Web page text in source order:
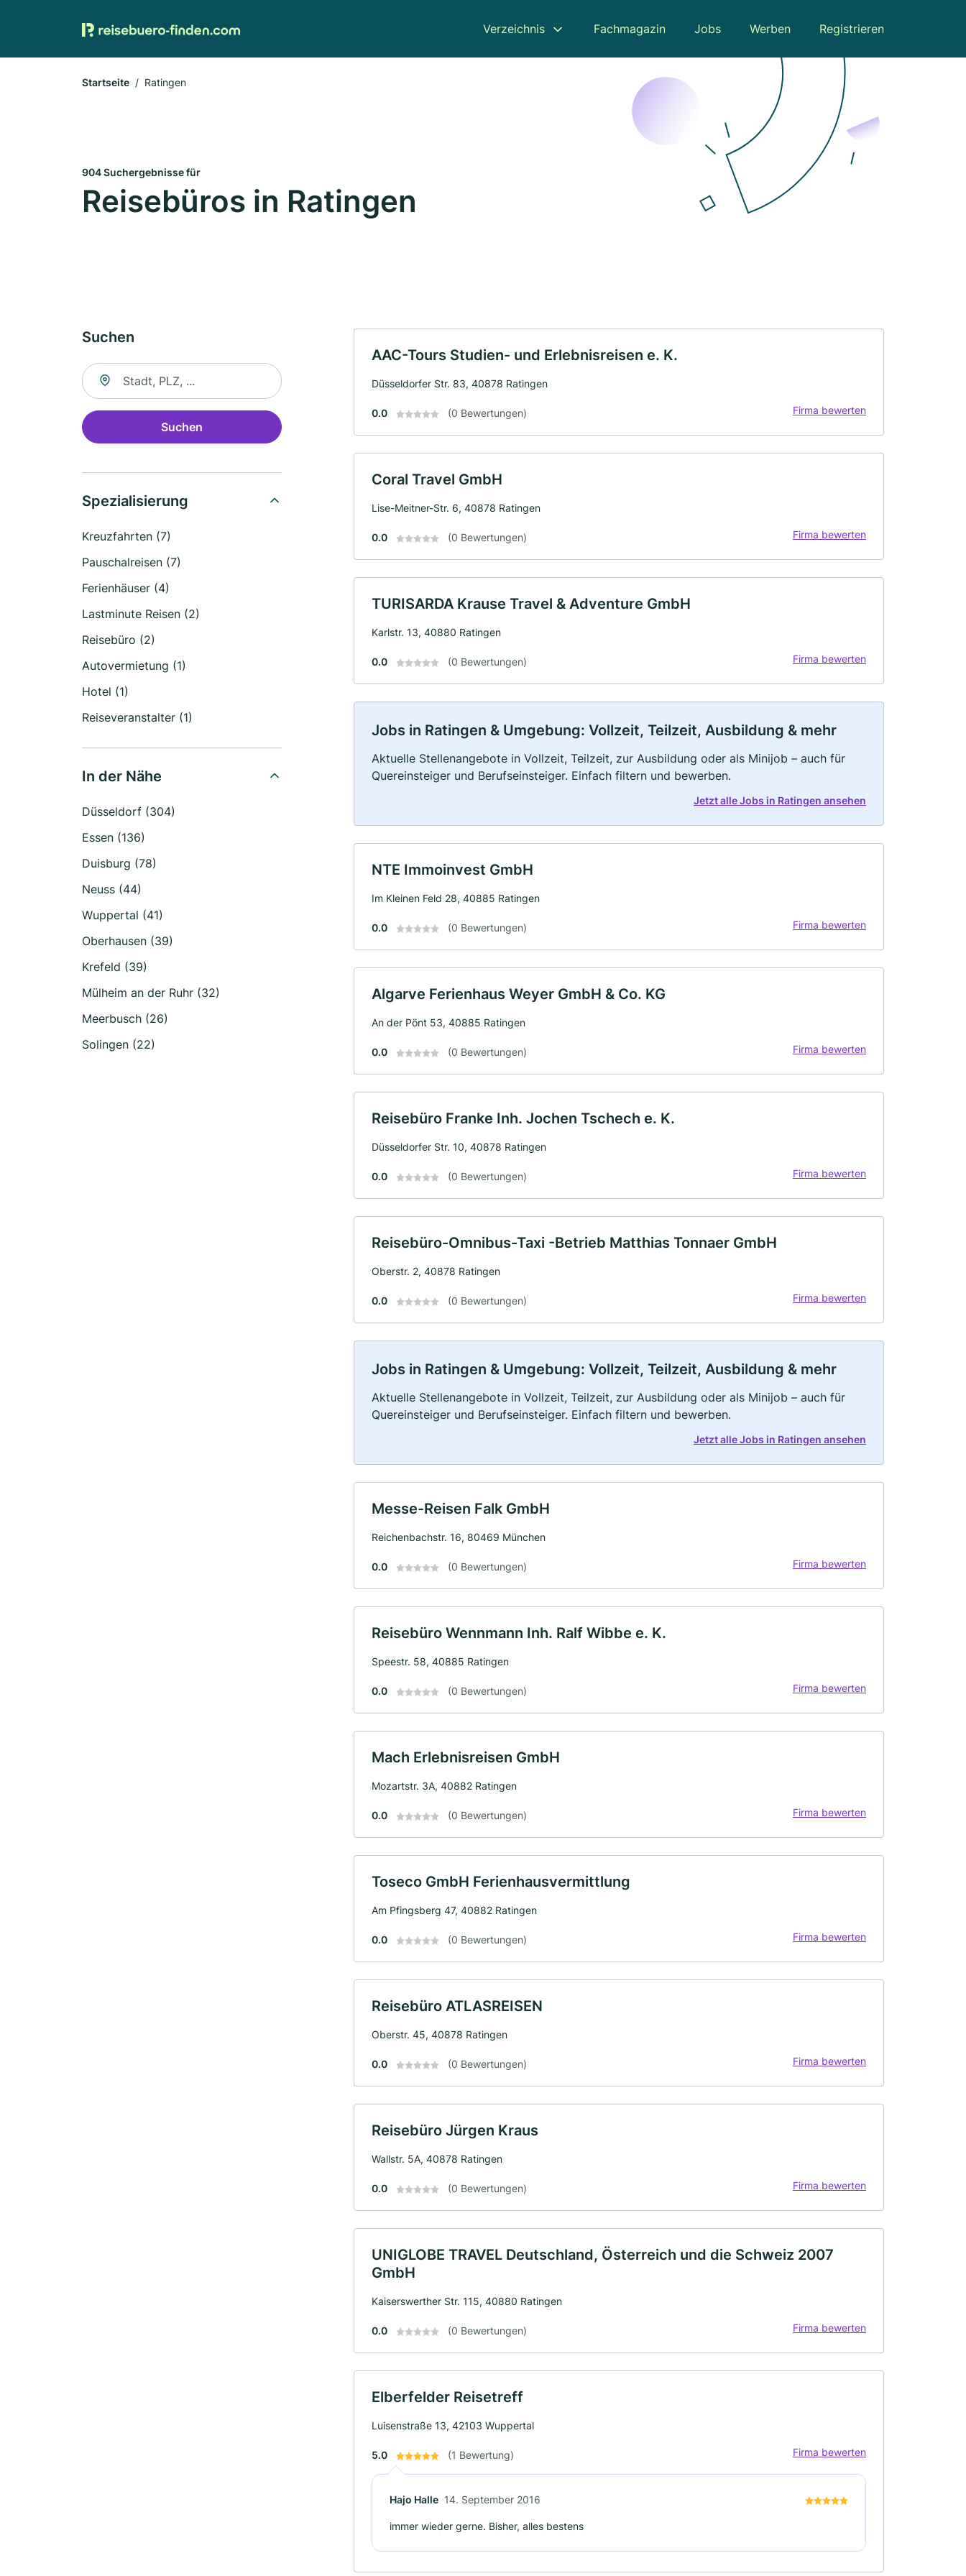
Verzeichnis Fachmagazin Jobs Werben Registrieren
Startseite Ratingen
904 Suchergebnisse für
Reisebüros in Ratingen
Suchen
Suche nach Ort
Suchen
Spezialisierung
Kreuzfahrten (7)
Pauschalreisen (7)
Ferienhäuser (4)
Lastminute Reisen (2)
Reisebüro (2)
Autovermietung (1)
Hotel (1)
Reiseveranstalter (1)
In der Nähe
Düsseldorf (304)
Essen (136)
Duisburg (78)
Neuss (44)
Wuppertal (41)
Oberhausen (39)
Krefeld (39)
Mülheim an der Ruhr (32)
Meerbusch (26)
Solingen (22)
AAC-Tours Studien- und Erlebnisreisen e. K.
Düsseldorfer Str. 83, 40878 Ratingen
0.0 (0 Bewertungen) Firma bewerten
Coral Travel GmbH
Lise-Meitner-Str. 6, 40878 Ratingen
0.0 (0 Bewertungen) Firma bewerten
TURISARDA Krause Travel & Adventure GmbH
Karlstr. 13, 40880 Ratingen
0.0 (0 Bewertungen) Firma bewerten
Jobs in Ratingen & Umgebung: Vollzeit, Teilzeit, Ausbildung & mehr
Aktuelle Stellenangebote in Vollzeit, Teilzeit, zur Ausbildung oder als Minijob – auch für
Quereinsteiger und Berufseinsteiger. Einfach filtern und bewerben.
Jetzt alle Jobs in Ratingen ansehen
NTE Immoinvest GmbH
Im Kleinen Feld 28, 40885 Ratingen
0.0 (0 Bewertungen) Firma bewerten
Algarve Ferienhaus Weyer GmbH & Co. KG
An der Pönt 53, 40885 Ratingen
0.0 (0 Bewertungen) Firma bewerten
Reisebüro Franke Inh. Jochen Tschech e. K.
Düsseldorfer Str. 10, 40878 Ratingen
0.0 (0 Bewertungen) Firma bewerten
Reisebüro-Omnibus-Taxi -Betrieb Matthias Tonnaer GmbH
Oberstr. 2, 40878 Ratingen
0.0 (0 Bewertungen) Firma bewerten
Jobs in Ratingen & Umgebung: Vollzeit, Teilzeit, Ausbildung & mehr
Aktuelle Stellenangebote in Vollzeit, Teilzeit, zur Ausbildung oder als Minijob – auch für
Quereinsteiger und Berufseinsteiger. Einfach filtern und bewerben.
Jetzt alle Jobs in Ratingen ansehen
Messe-Reisen Falk GmbH
Reichenbachstr. 16, 80469 München
0.0 (0 Bewertungen) Firma bewerten
Reisebüro Wennmann Inh. Ralf Wibbe e. K.
Speestr. 58, 40885 Ratingen
0.0 (0 Bewertungen) Firma bewerten
Mach Erlebnisreisen GmbH
Mozartstr. 3A, 40882 Ratingen
0.0 (0 Bewertungen) Firma bewerten
Toseco GmbH Ferienhausvermittlung
Am Pfingsberg 47, 40882 Ratingen
0.0 (0 Bewertungen) Firma bewerten
Reisebüro ATLASREISEN
Oberstr. 45, 40878 Ratingen
0.0 (0 Bewertungen) Firma bewerten
Reisebüro Jürgen Kraus
Wallstr. 5A, 40878 Ratingen
0.0 (0 Bewertungen) Firma bewerten
UNIGLOBE TRAVEL Deutschland, Österreich und die Schweiz 2007
GmbH
Kaiserswerther Str. 115, 40880 Ratingen
0.0 (0 Bewertungen) Firma bewerten
Elberfelder Reisetreff
Luisenstraße 13, 42103 Wuppertal
5.0 (1 Bewertung) Firma bewerten
Hajo Halle 14. September 2016
immer wieder gerne. Bisher, alles bestens